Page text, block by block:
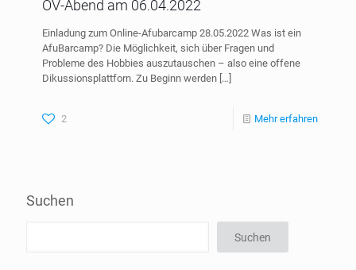
OV-Abend am 06.04.2022
Einladung zum Online-Afubarcamp 28.05.2022 Was ist ein
AfuBarcamp? Die Möglichkeit, sich über Fragen und
Probleme des Hobbies auszutauschen – also eine offene
Dikussionsplattforn. Zu Beginn werden […]
2 Mehr erfahren
Suchen
Suchen